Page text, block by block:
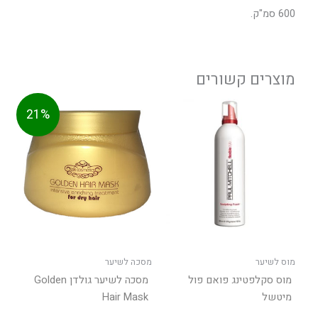
600 סמ"ק.
מוצרים קשורים
מוס לשיער
מוס סקלפטינג פואם פול
מיטשל
מספר
סוגים.
לבחור
בעמוד
המוצר
21%
מסכה לשיער
מסכה לשיער גולדן Golden
Hair Mask
המחיר
היה:
125.00 ₪.